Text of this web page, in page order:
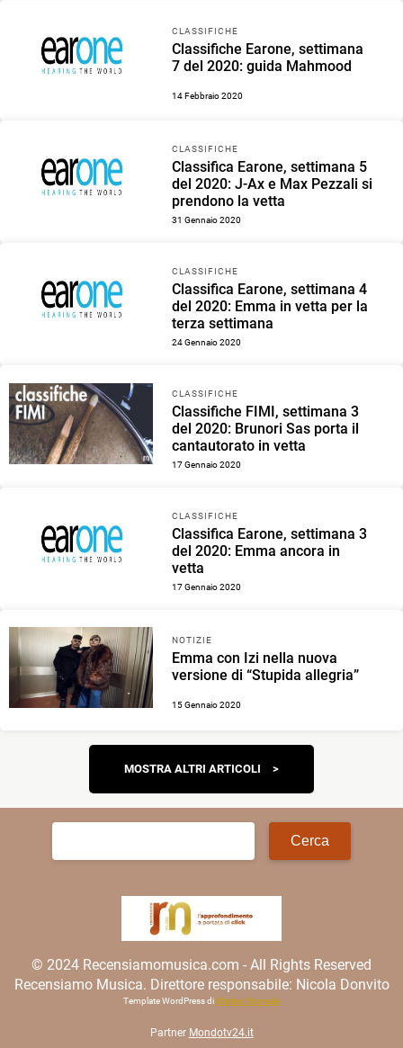
CLASSIFICHE
Classifiche Earone, settimana
7 del 2020: guida Mahmood
14 Febbraio 2020
CLASSIFICHE
Classifica Earone, settimana 5
del 2020: J-Ax e Max Pezzali si
prendono la vetta
31 Gennaio 2020
CLASSIFICHE
Classifica Earone, settimana 4
del 2020: Emma in vetta per la
terza settimana
24 Gennaio 2020
CLASSIFICHE
Classifiche FIMI, settimana 3
del 2020: Brunori Sas porta il
cantautorato in vetta
17 Gennaio 2020
CLASSIFICHE
Classifica Earone, settimana 3
del 2020: Emma ancora in
vetta
17 Gennaio 2020
NOTIZIE
Emma con Izi nella nuova
versione di “Stupida allegria”
15 Gennaio 2020
Navigazione
articoli
MOSTRA ALTRI ARTICOLI
Ricerca
© 2024 Recensiamomusica.com - All Rights Reserved
Recensiamo Musica. Direttore responsabile: Nicola Donvito
Template WordPress di Matteo Morreale
Partner Mondotv24.it